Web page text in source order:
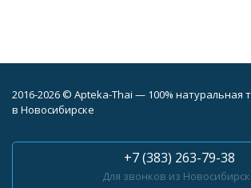
2016-2026 © Apteka-Thai — 100% натуральная
в Новосибирске
+7 (383) 263-79-38
Для звонков из